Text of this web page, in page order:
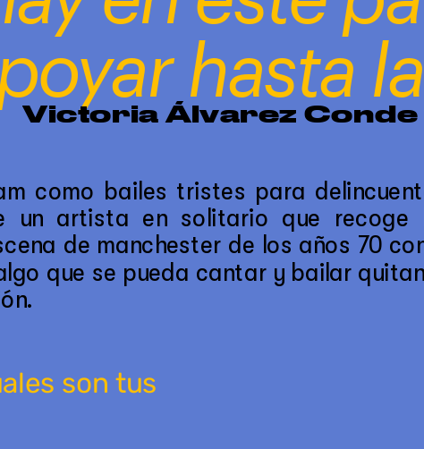
hasta
Victoria Álvarez
como bailes tristes para
un artista en solitario que recoge
de manchester de los años 70
que se pueda cantar y bailar
son tus